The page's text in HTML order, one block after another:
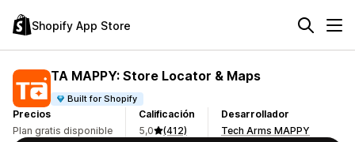
Shopify App Store
TA MAPPY: Store Locator & Maps
Built for Shopify
Precios
Plan gratis disponible
Calificación
5,0
(412)
Desarrollador
Tech Arms MAPPY